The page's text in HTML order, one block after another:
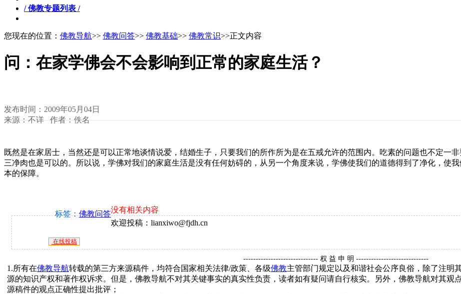
/ 佛教专题列表 /
您现在的位置： 佛教导航>> 佛教问答>> 佛教基础>> 佛教常识>>正文内容
问：在家学佛会不会影响到正常的家庭生活？
发布时间：2009年05月04日
来源：不详 作者：佚名
既然是在家居士，当然还是可以正常地谈情说爱，结婚生子，只要我们的所作所为是在五戒允许的范围内。吃素的问题也不定一
三净肉也是可以的。所以说，学佛对我们的家庭生活是没有任何妨碍的，从另一个角度来说，学佛使我们的道德得到了净化，使
本的保障。
标签：佛教问答没有相关内容
欢迎投稿：lianxiwo@fjdh.cn
在线投稿
------------------------------ 权 益 申 明 -----------------------------
1.所有在佛教导航转载的第三方来源稿件，均符合国家相关法律/政策、各级佛教主管部门规定以及和谐社会公序良俗，除了注明
源的知识产权和著作权诉求。但是，佛教导航不对其关键事实的真实性负责，读者如有疑问请自行核实。另外，佛教导航对其观
源稿件的观点正确性提出批评；